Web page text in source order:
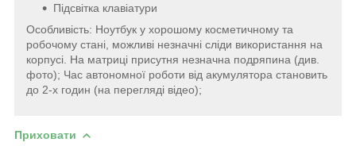
Підсвітка клавіатури
Особливість: Ноутбук у хорошому косметичному та
робочому стані, можливі незначні сліди використання на
корпусі. На матриці присутня незначна подряпина (див.
фото); Час автономної роботи від акумулятора становить
до 2-х годин (на перегляді відео);
Приховати